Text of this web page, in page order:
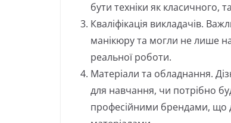
бути техніки як класичного,
Кваліфікація викладачів.
манікюру та могли не лише
реальної роботи.
Матеріали та обладнання.
для навчання, чи потрібно
професійними брендами, що